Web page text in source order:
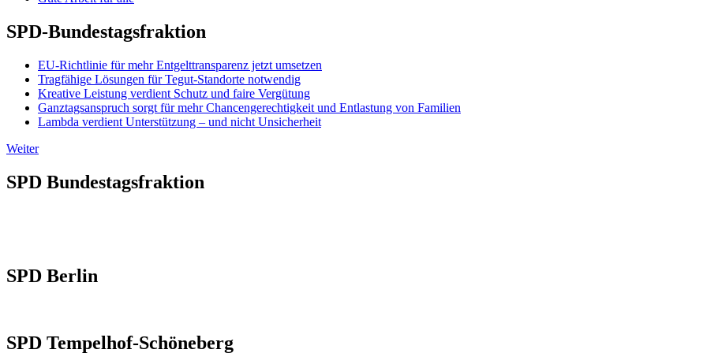
SPD-Bundestagsfraktion
EU-Richtlinie für mehr Entgelttransparenz jetzt umsetzen
Tragfähige Lösungen für Tegut-Standorte notwendig
Kreative Leistung verdient Schutz und faire Vergütung
Ganztagsanspruch sorgt für mehr Chancengerechtigkeit und Entlastung von Familien
Lambda verdient Unterstützung – und nicht Unsicherheit
Weiter
SPD Bundestagsfraktion
SPD Berlin
SPD Tempelhof-Schöneberg